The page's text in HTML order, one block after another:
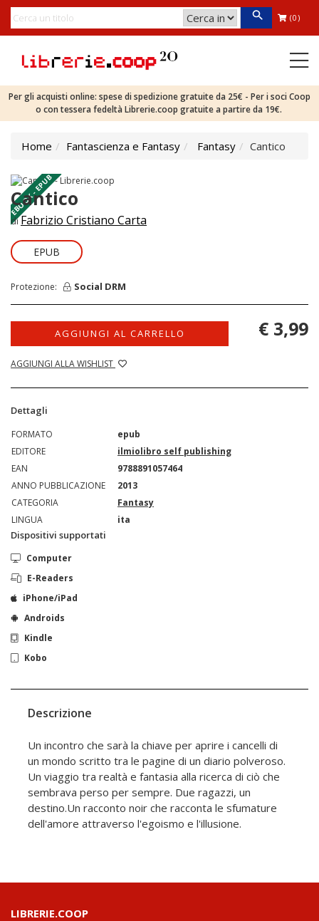
(0)
Per gli acquisti online: spese di spedizione gratuite da 25€ - Per i soci Coop
o con tessera fedeltà Librerie.coop gratuite a partire da 19€.
Home Fantascienza e Fantasy Fantasy Cantico
EBOOK - EPUB
Cantico
diFabrizio Cristiano Carta
EPUB
Protezione: Social DRM
AGGIUNGI AL CARRELLO
AGGIUNGI ALLA WISHLIST
€ 3,99
Dettagli
FORMATO
epub
EDITORE
ilmiolibro self publishing
EAN
9788891057464
ANNO PUBBLICAZIONE
2013
CATEGORIA
Fantasy
LINGUA
ita
Dispositivi supportati
Computer
E-Readers
iPhone/iPad
Androids
Kindle
Kobo
Descrizione
Un incontro che sarà la chiave per aprire i cancelli di
un mondo scritto tra le pagine di un diario polveroso.
Un viaggio tra realtà e fantasia alla ricerca di ciò che
sembrava perso per sempre. Due ragazzi, un
destino.Un racconto noir che racconta le sfumature
dell'amore attraverso l'egoismo e l'illusione.
LIBRERIE.COOP